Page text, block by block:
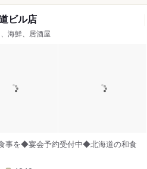
ビル店
海鮮、居酒屋
事を◆宴会予約受付中◆北海道の和食